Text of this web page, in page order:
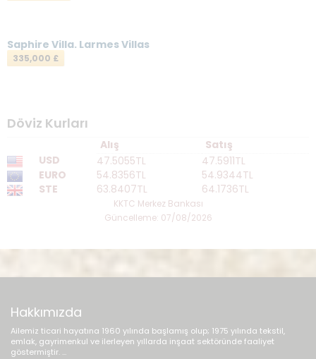
Saphire Villa. Larmes Villas
335,000 £
Döviz Kurları
Alış
Satış
USD
47.5055TL
47.5911TL
EURO
54.8356TL
54.9344TL
STE
63.8407TL 64.1736TL
KKTC Merkez Bankası
Güncelleme: 07/08/2026
Hakkımızda
Ailemiz ticari hayatına 1960 yılında başlamış olup; 1975 yılında tekstil,
emlak, gayrimenkul ve ilerleyen yıllarda inşaat sektöründe faaliyet
göstermiştir. ...